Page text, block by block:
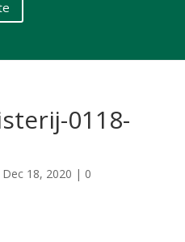
0118-
Dec 18, 2020 | 0